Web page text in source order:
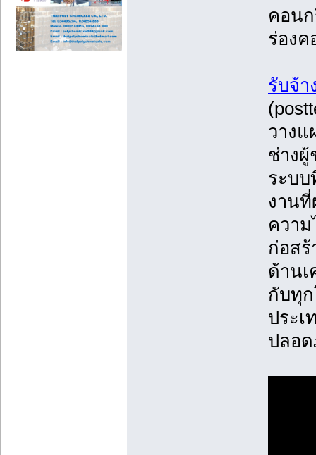
คอน
ร่อง
รับจ้า
วาง
ช่าง
ระบบ
งาน
ควา
ก่อส
ด้านเ
กับทุก
ประเ
ปลอ